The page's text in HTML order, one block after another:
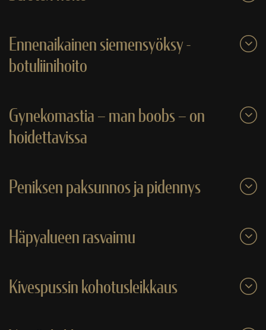
Ennenaikainen siemensyöksy -
botuliinihoito
Gynekomastia – man boobs – on
hoidettavissa
Peniksen paksunnos ja pidennys
Häpyalueen rasvaimu
Kivespussin kohotusleikkaus